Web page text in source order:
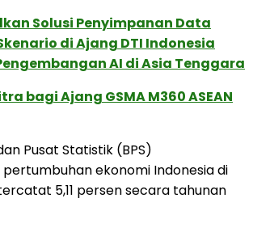
Solusi Penyimpanan Data
di Ajang DTI Indonesia
AI di Asia Tenggara
bagi Ajang GSMA M360 ASEAN
Pusat Statistik (BPS)
ekonomi Indonesia di
5,11 persen secara tahunan